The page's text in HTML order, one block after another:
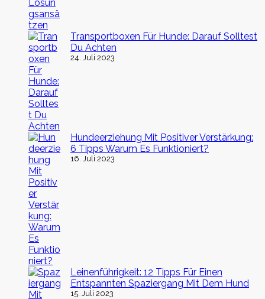
Transportboxen Für Hunde: Darauf Solltest
Du Achten
24. Juli 2023
Hundeerziehung Mit Positiver Verstärkung:
6 Tipps Warum Es Funktioniert?
16. Juli 2023
Leinenführigkeit: 12 Tipps Für Einen
Entspannten Spaziergang Mit Dem Hund
15. Juli 2023